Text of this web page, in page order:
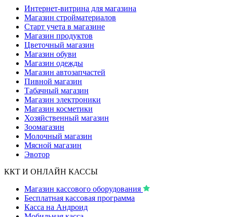
Интернет-витрина для магазина
Магазин стройматериалов
Старт учета в магазине
Магазин продуктов
Цветочный магазин
Магазин обуви
Магазин одежды
Магазин автозапчастей
Пивной магазин
Табачный магазин
Магазин электроники
Магазин косметики
Хозяйственный магазин
Зоомагазин
Молочный магазин
Мясной магазин
Эвотор
ККТ И ОНЛАЙН КАССЫ
Магазин кассового оборудования
Бесплатная кассовая программа
Касса на Андроид